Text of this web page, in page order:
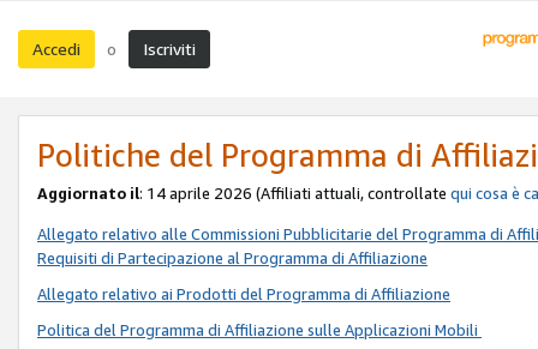
Accedi o Iscriviti
Politiche del Programma di
Aggiornato il: 14 aprile 2026 (Affiliati attuali, controllate qui cosa è
Allegato relativo alle Commissioni Pubblicitarie del Programma di
Requisiti di Partecipazione al Programma di Affiliazione
Allegato relativo ai Prodotti del Programma di Affiliazione
Politica del Programma di Affiliazione sulle Applicazioni Mobili